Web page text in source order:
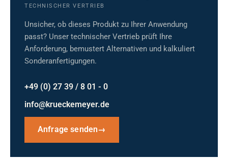
TECHNISCHER VERTRIEB
Unsicher, ob dieses Produkt zu Ihrer Anwendung
passt? Unser technischer Vertrieb prüft Ihre
Anforderung, bemustert Alternativen und kalkuliert
Sonderanfertigungen.
+49 (0) 27 39 / 8 01 - 0
info@krueckemeyer.de
Anfrage senden→